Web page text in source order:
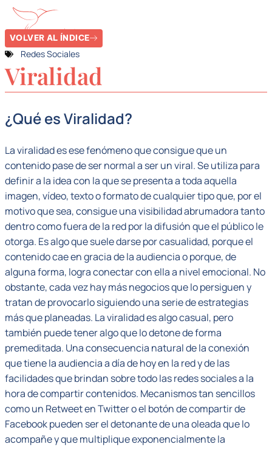
VOLVER AL ÍNDICE
Redes Sociales
Viralidad
¿Qué es Viralidad?
La viralidad es ese fenómeno que consigue que un
contenido pase de ser normal a ser un viral. Se utiliza para
definir a la idea con la que se presenta a toda aquella
imagen, vídeo, texto o formato de cualquier tipo que, por el
motivo que sea, consigue una visibilidad abrumadora tanto
dentro como fuera de la red por la difusión que el público le
otorga. Es algo que suele darse por casualidad, porque el
contenido cae en gracia de la audiencia o porque, de
alguna forma, logra conectar con ella a nivel emocional. No
obstante, cada vez hay más negocios que lo persiguen y
tratan de provocarlo siguiendo una serie de estrategias
más que planeadas. La viralidad es algo casual, pero
también puede tener algo que lo detone de forma
premeditada. Una consecuencia natural de la conexión
que tiene la audiencia a día de hoy en la red y de las
facilidades que brindan sobre todo las redes sociales a la
hora de compartir contenidos. Mecanismos tan sencillos
como un Retweet en Twitter o el botón de compartir de
Facebook pueden ser el detonante de una oleada que lo
acompañe y que multiplique exponencialmente la